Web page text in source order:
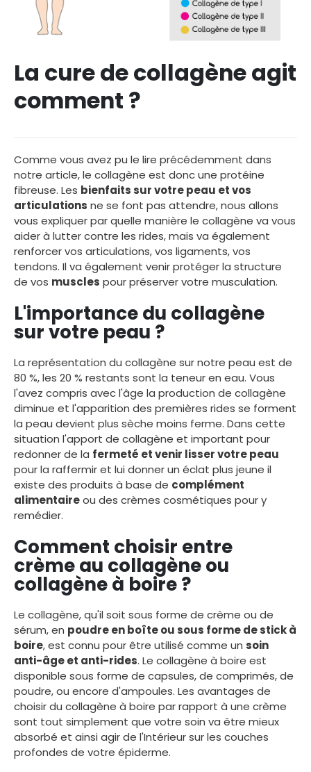
La cure de collagène agit
comment ?
Comme vous avez pu le lire précédemment dans
notre article, le collagène est donc une protéine
fibreuse. Les bienfaits sur votre peau et vos
articulations ne se font pas attendre, nous allons
vous expliquer par quelle manière le collagène va vous
aider à lutter contre les rides, mais va également
renforcer vos articulations, vos ligaments, vos
tendons. Il va également venir protéger la structure
de vos muscles pour préserver votre musculation.
L'importance du collagène
sur votre peau ?
La représentation du collagène sur notre peau est de
80 %, les 20 % restants sont la teneur en eau. Vous
l'avez compris avec l'âge la production de collagène
diminue et l'apparition des premières rides se forment
la peau devient plus sèche moins ferme. Dans cette
situation l'apport de collagène et important pour
redonner de la fermeté et venir lisser votre peau
pour la raffermir et lui donner un éclat plus jeune il
existe des produits à base de complément
alimentaireou des crèmes cosmétiques pour y
remédier.
Comment choisir entre
crème au collagène ou
collagène à boire ?
Le collagène, qu'il soit sous forme de crème ou de
sérum, en poudre en boîte ou sous forme de stick à
boire, est connu pour être utilisé comme un soin
anti-âge et anti-rides. Le collagène à boire est
disponible sous forme de capsules, de comprimés, de
poudre, ou encore d'ampoules. Les avantages de
choisir du collagène à boire par rapport à une crème
sont tout simplement que votre soin va être mieux
absorbé et ainsi agir de l'Intérieur sur les couches
profondes de votre épiderme.